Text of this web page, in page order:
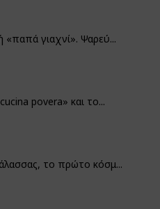
«παπά γιαχνί». Ψαρεύ...
povera» και το...
το πρώτο κόσμ...